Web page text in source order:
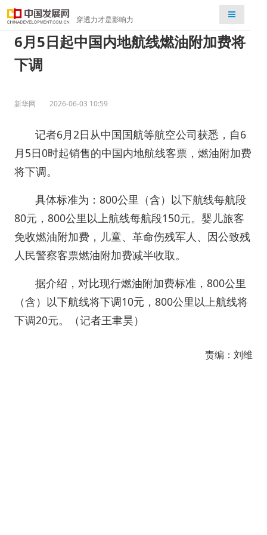
穿透力才是影响力
检索
6月5日起中国内地航线燃油附加费将
下调
新华网 2026-06-03 10:59
记者6月2日从中国国航等航空公司获悉，自6
月5日0时起销售的中国内地航线客票，燃油附加费
将下调。
具体标准为：800公里（含）以下航线每航段
80元，800公里以上航线每航段150元。婴儿旅客
免收燃油附加费，儿童、革命伤残军人、因公致残
人民警察客票燃油附加费减半收取。
据介绍，对比现行燃油附加费标准，800公里
（含）以下航线将下调10元，800公里以上航线将
下调20元。（记者王聿昊）
责编：刘维